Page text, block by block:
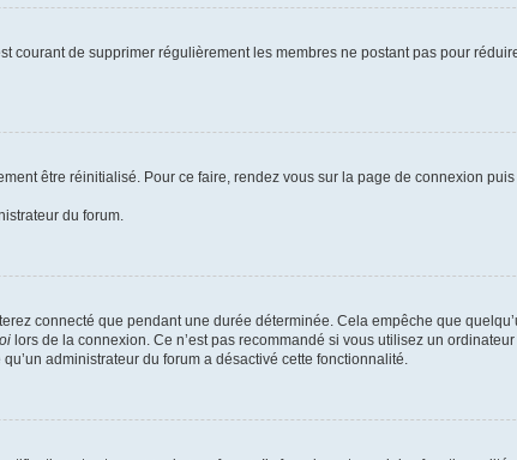
courant de supprimer régulièrement les membres ne postant pas pour
être réinitialisé. Pour ce faire, rendez vous sur la page de connexion
du forum.
connecté que pendant une durée déterminée. Cela empêche que
lors de la connexion. Ce n’est pas recommandé si vous utilisez un
administrateur du forum a désactivé cette fonctionnalité.